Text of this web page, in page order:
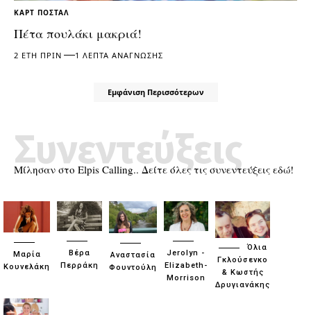
ΚΑΡΤ ΠΟΣΤΆΛ
Πέτα πουλάκι μακριά!
2 ΈΤΗ ΠΡΙΝ 1 ΛΕΠΤΆ ΑΝΆΓΝΩΣΗΣ
Εμφάνιση Περισσότερων
Μίλησαν στο Elpis Calling.. Δείτε όλες τις συνεντεύξεις εδώ!
Συνεντεύξεις
Μαρία
Κουνελάκη
Βέρα
Περράκη
Αναστασία
Φουντούλη
Jerolyn -
Elizabeth-
Morrison
Όλια
Γκλούσενκο
& Κωστής
Δρυγιανάκης